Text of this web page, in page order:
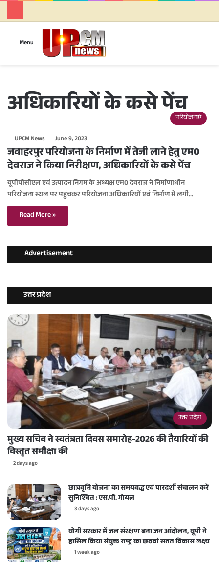
Menu
अधिकारियों के कसे पेंचपरियोजनाएं
UPCM News June 9, 2023
जवाहरपुर परियोजना के निर्माण में तेजी लाने हेतु एम0
देवराज ने किया निरीक्षण, अधिकारियों के कसे पेंच
यूपीपीसीएल एवं उत्पादन निगम के अध्यक्ष एम0 देवराज ने निर्माणाधीन
परियोजना स्थल पर पहुंचकर परियोजना अधिकारियों एवं निर्माण में लगी…
Read More »
Advertisement
उत्तर प्रदेश
उत्तर प्रदेश
मुख्य सचिव ने स्वतंत्रता दिवस समारोह-2026 की तैयारियों की
विस्तृत समीक्षा की
2 days ago
छात्रवृत्ति योजना का समयबद्ध एवं पारदर्शी संचालन करें
सुनिश्चित : एस.पी. गोयल
3 days ago
योगी सरकार में जल संरक्षण बना जन आंदोलन, यूपी ने
हासिल किया संयुक्त राष्ट्र का छठवां सतत विकास लक्ष्य
1 week ago